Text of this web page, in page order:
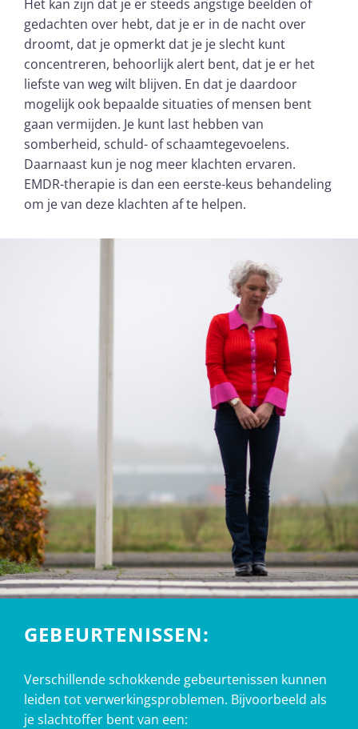
Het kan zijn dat je er steeds angstige beelden of
gedachten over hebt, dat je er in de nacht over
droomt, dat je opmerkt dat je je slecht kunt
concentreren, behoorlijk alert bent, dat je er het
liefste van weg wilt blijven. En dat je daardoor
mogelijk ook bepaalde situaties of mensen bent
gaan vermijden. Je kunt last hebben van
somberheid, schuld- of schaamtegevoelens.
Daarnaast kun je nog meer klachten ervaren.
EMDR-therapie is dan een eerste-keus behandeling
om je van deze klachten af te helpen.
GEBEURTENISSEN:
Verschillende schokkende gebeurtenissen kunnen
leiden tot verwerkingsproblemen. Bijvoorbeeld als
je slachtoffer bent van een: